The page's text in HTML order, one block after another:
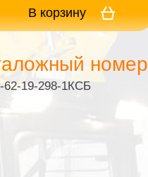
В корзину
номер
62-19-298-1КСБ